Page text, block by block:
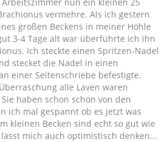
vermehre. Als ich gestern
großen Beckens in meiner Höhle
3-4 Tage alt war überführte ich ihn
Ich steckte einen Spritzen-Nadel
stecket die Nadel in einen
einer Seitenschriebe befestigte.
alle Laven waren
haben schon schön von den
ich mal gespannt ob es jetzt was
kleinen Becken sind echt so gut wie
mich auch optimistisch denken...